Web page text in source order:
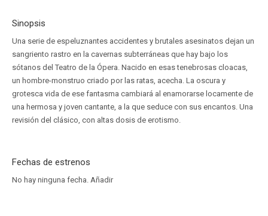
Sinopsis
Una serie de espeluznantes accidentes y brutales asesinatos dejan un
sangriento rastro en la cavernas subterráneas que hay bajo los
sótanos del Teatro de la Ópera. Nacido en esas tenebrosas cloacas,
un hombre-monstruo criado por las ratas, acecha. La oscura y
grotesca vida de ese fantasma cambiará al enamorarse locamente de
una hermosa y joven cantante, a la que seduce con sus encantos. Una
revisión del clásico, con altas dosis de erotismo.
Fechas de estrenos
No hay ninguna fecha. Añadir